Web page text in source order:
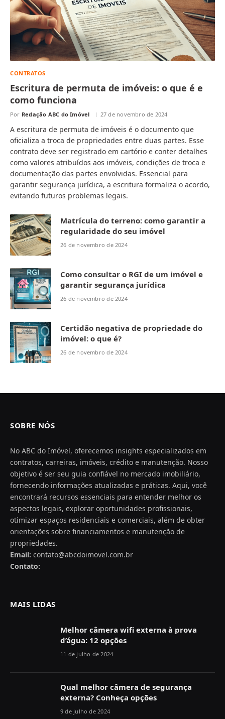
CONTRATOS
Escritura de permuta de imóveis: o que é e
como funciona
Por Redação ABC do Imóvel 27 de novembro de 2024
A escritura de permuta de imóveis é o documento que
oficializa a troca de propriedades entre duas partes. Esse
contrato deve ser registrado em cartório e conter detalhes
como valores atribuídos aos imóveis, condições de troca e
documentação das partes envolvidas. Essencial para
garantir segurança jurídica, a escritura formaliza o acordo,
evitando futuros problemas legais.
Matrícula do terreno: como garantir a
regularidade do seu imóvel
26 de novembro de 2024
Como consultar o RGI de um imóvel e
garantir segurança jurídica
26 de novembro de 2024
Certidão negativa de propriedade do
imóvel: o que é?
26 de novembro de 2024
SOBRE NÓS
No ABC do Imóvel, oferecemos insights especializados em
contratos, carreiras, imóveis, crédito e manutenção. Nosso
objetivo é ser seu guia confiável no mercado imobiliário,
fornecendo informações atualizadas e práticas. Aqui, você
encontrará recursos essenciais para entender melhor os
aspectos legais, explorar oportunidades profissionais,
otimizar espaços residenciais e comerciais, além de obter
orientações sobre financiamentos e manutenção de
propriedades.
Email: contato@abcdoimovel.com.br
Contato:
MAIS LIDAS
Melhor câmera wifi externa à prova
d’água: 12 opções
11 de julho de 2024
Qual melhor câmera de segurança
externa? Conheça opções
9 de julho de 2024